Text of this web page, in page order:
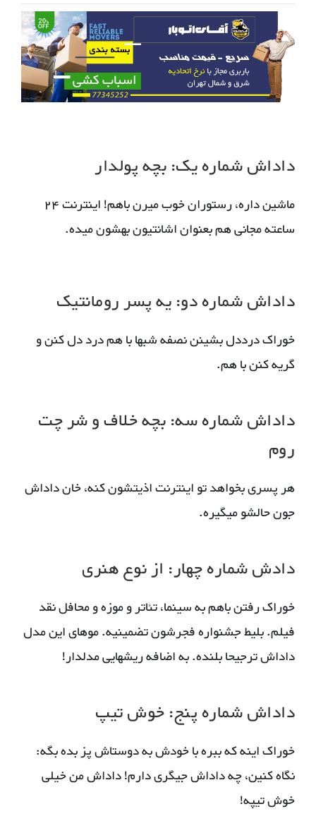
داداش شماره یک: بچه پولدار
ماشین داره، رستوران خوب میرن باهم! اینترنت 24
ساعته مجانی هم بعنوان اشانتیون بهشون میده.
داداش شماره دو: یه پسر رومانتیک
خوراک درددل بشینن نصفه شبها با هم درد دل کنن و
گریه کنن با هم.
داداش شماره سه: بچه خلاف و شر چت
روم
هر پسری بخواهد تو اینترنت اذیتشون کنه، خان داداش
جون حالشو میگیره.
دادش شماره چهار: از نوع هنری
خوراک رفتن باهم به سینما، تئاتر و موزه و محافل نقد
فیلم. بلیط جشنواره فجرشون تضمینیه. موهای این مدل
داداش ترجیحا بلنده. به اضافه ریشهایی مدلدار!
داداش شماره پنج: خوش تیپ
خوراک اینه که ببره با خودش به دوستاش پز بده بگه:
نگاه کنین، چه داداش جیگری دارم! داداش من خیلی
خوش تیپه!